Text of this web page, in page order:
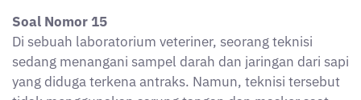
Soal Nomor 15
Di sebuah laboratorium veteriner, seorang teknisi
sedang menangani sampel darah dan jaringan dari sapi
yang diduga terkena antraks. Namun, teknisi tersebut